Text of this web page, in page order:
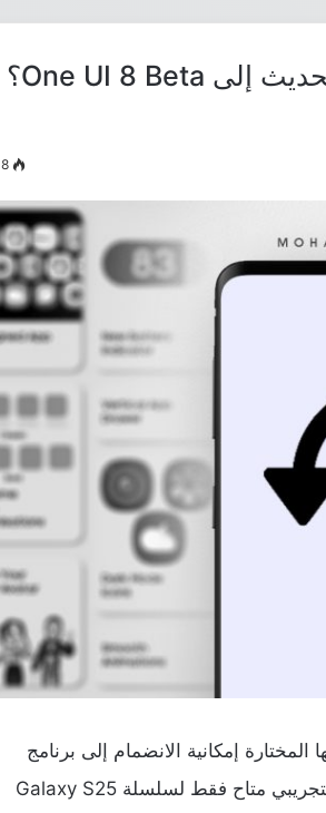
ما طريقة العودة إلى One UI 7 بعد التحديث إلى One UI 8 Beta؟
8
إمكانية الانضمام إلى برنامج
One UI 8 Beta. وفي الوقت الحالي، نظام اندرويد 16 التجريبي متاح فقط لسلسلة Galaxy S25